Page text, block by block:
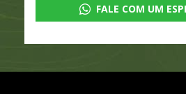
FALE COM UM